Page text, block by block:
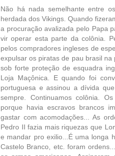
Não há nada semelhante entre
herdada dos Vikings. Quando
a procuração avalizada pelo Papa
vir operar esta parte da colônia.
pelos compradores ingleses de
expulsar os piratas de pau brasil
sob forte proteção de esquadra
Loja Maçônica. E quando foi
portuguesa e assinou a dívida
sempre. Continuamos colônia.
porque havia escravos brancos
gastar com acomodações... As
Pedro II fazia mais riquezas que
e mandar pro exilio...É uma longa
Castelo Branco, etc. foram